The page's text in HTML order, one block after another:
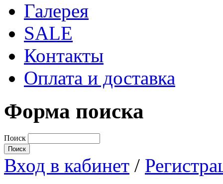
Галерея
SALE
Контакты
Оплата и доставка
Форма поиска
Поиск
Вход в кабинет /